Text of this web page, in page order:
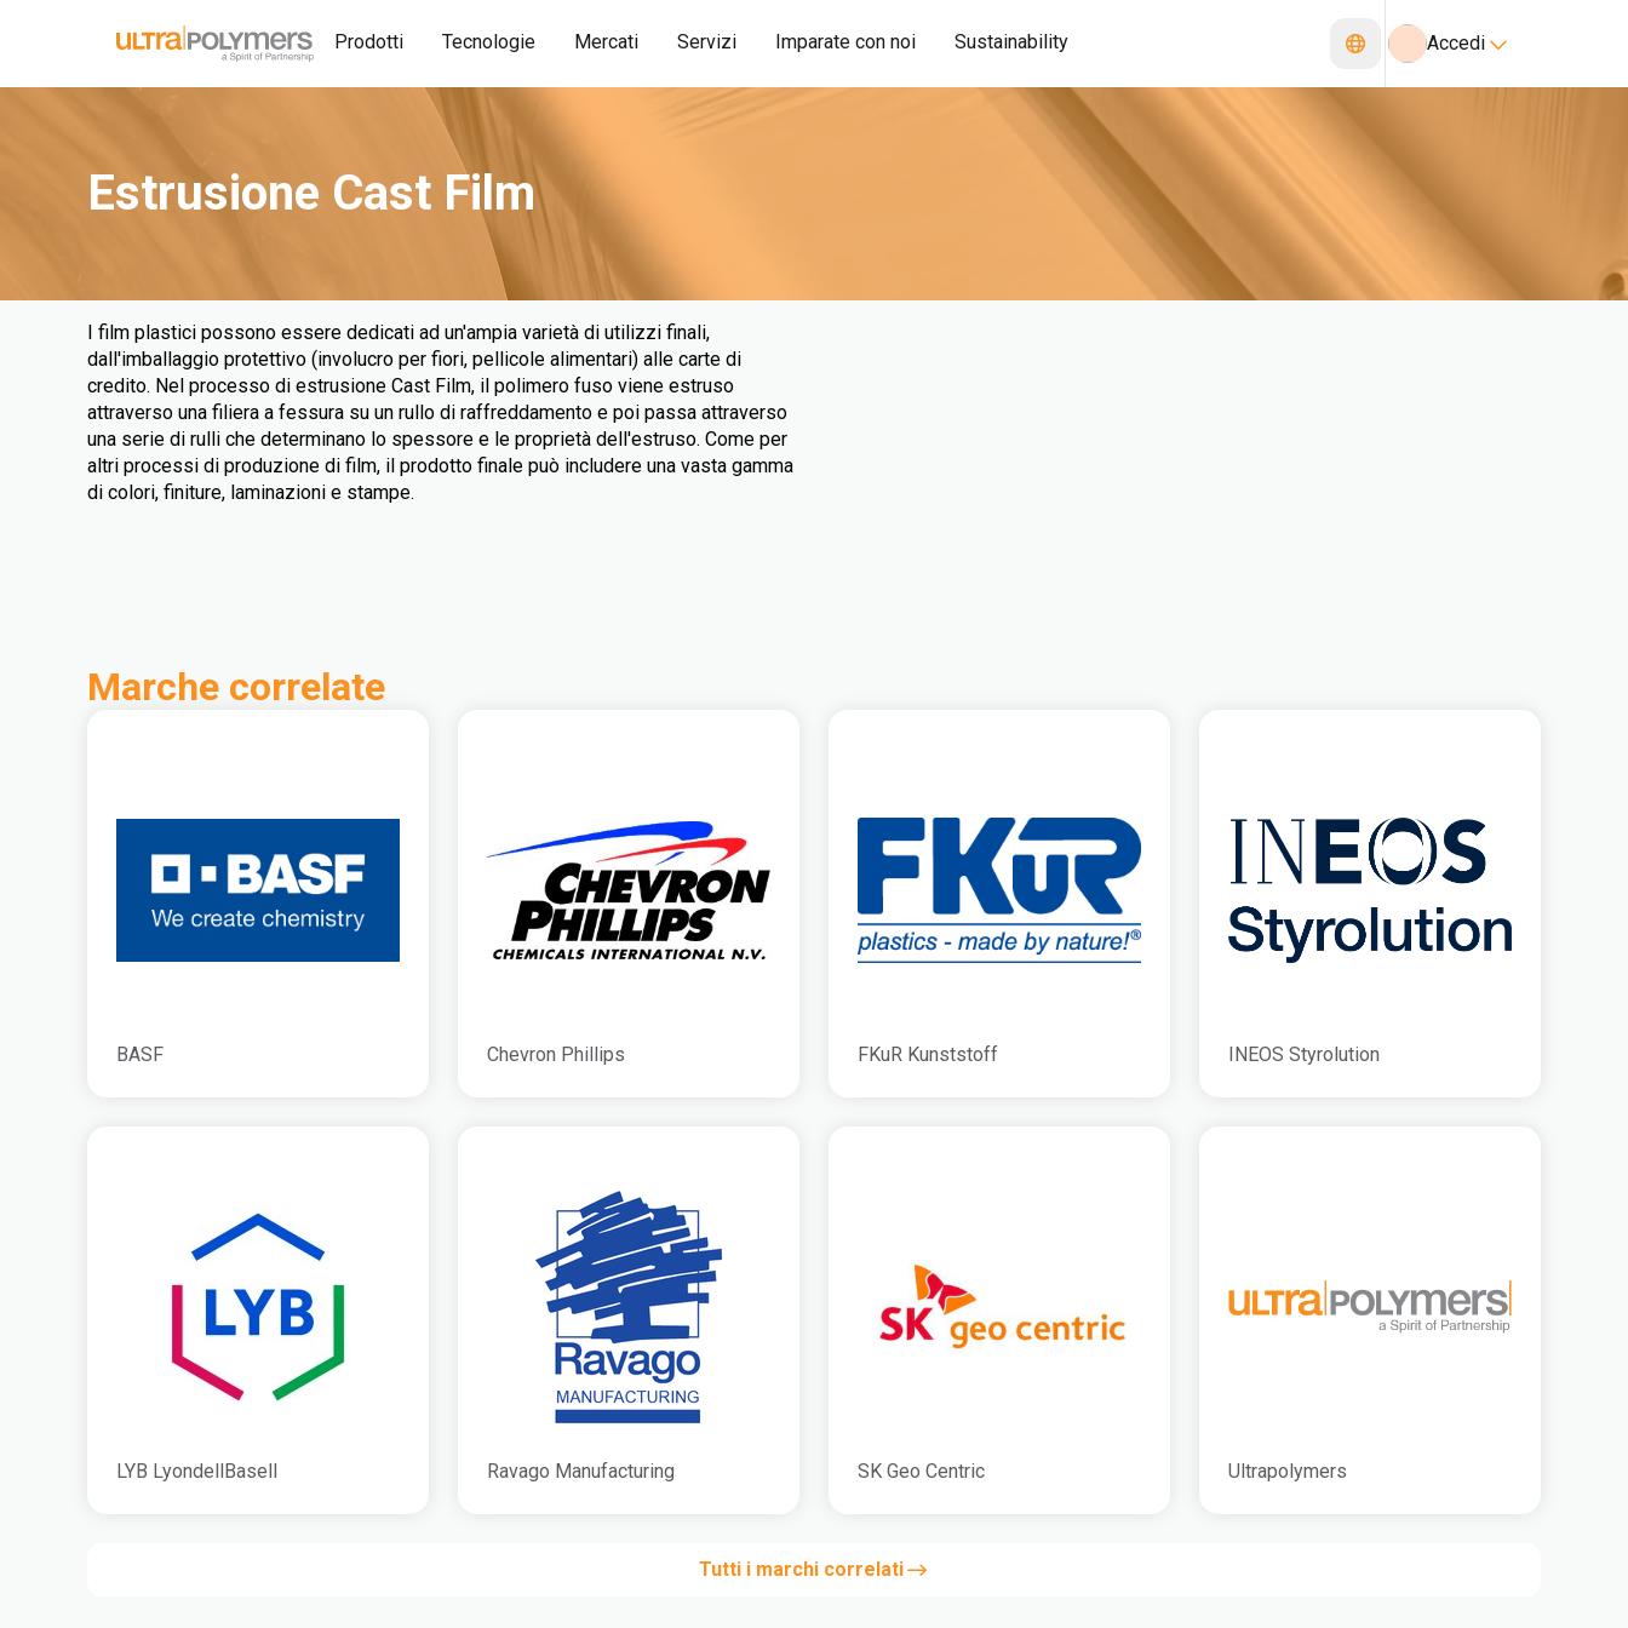
Prodotti Tecnologie Mercati Servizi Imparate con noi Sustainability Accedi
Estrusione Cast Film
I film plastici possono essere dedicati ad un'ampia varietà di utilizzi finali,
dall'imballaggio protettivo (involucro per fiori, pellicole alimentari) alle carte di
credito. Nel processo di estrusione Cast Film, il polimero fuso viene estruso
attraverso una filiera a fessura su un rullo di raffreddamento e poi passa attraverso
una serie di rulli che determinano lo spessore e le proprietà dell'estruso. Come per
altri processi di produzione di film, il prodotto finale può includere una vasta gamma
di colori, finiture, laminazioni e stampe.
Marche correlate
BASF Chevron Phillips FKuR Kunststoff INEOS Styrolution
LYB LyondellBasell Ravago Manufacturing SK Geo Centric Ultrapolymers
Tutti i marchi correlati